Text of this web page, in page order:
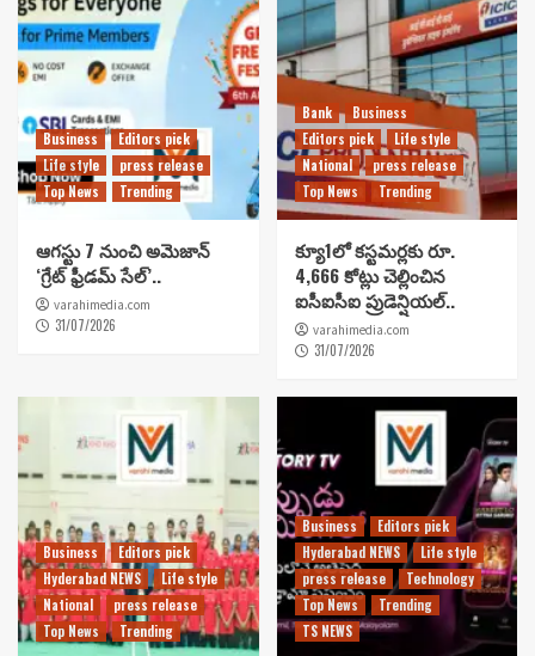
Business
Editors pick
Life style
press release
Top News
Trending
ఆగస్టు 7 నుంచి అమెజాన్
‘గ్రేట్ ఫ్రీడమ్ సేల్’..
varahimedia.com
31/07/2026
Bank
Business
Editors pick
Life style
National
press release
Top News
Trending
క్యూ1లో కస్టమర్లకు రూ.
4,666 కోట్లు చెల్లించిన
ఐసీఐసీఐ ప్రుడెన్షియల్..
varahimedia.com
31/07/2026
Business
Editors pick
Hyderabad NEWS
Life style
National
press release
Top News
Trending
Business
Editors pick
Hyderabad NEWS
Life style
press release
Technology
Top News
Trending
TS NEWS